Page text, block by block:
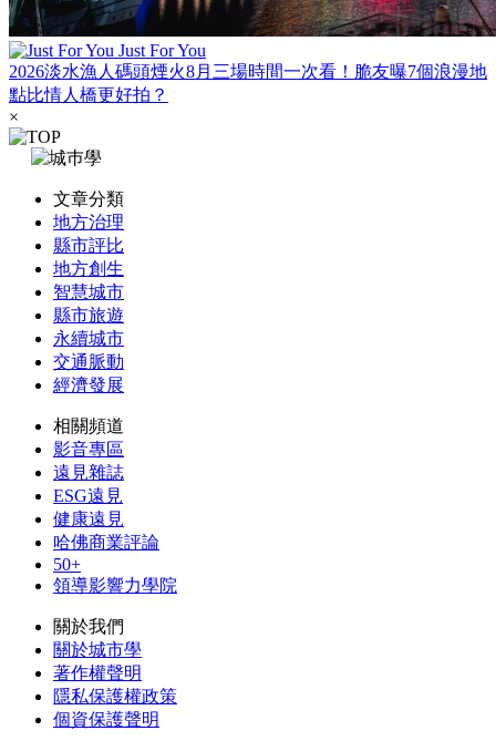
Just For You
2026淡水漁人碼頭煙火8月三場時間一次看！脆友曝7個浪漫地
點比情人橋更好拍？
×
文章分類
地方治理
縣市評比
地方創生
智慧城市
縣市旅遊
永續城市
交通脈動
經濟發展
相關頻道
影音專區
遠見雜誌
ESG遠見
健康遠見
哈佛商業評論
50+
領導影響力學院
關於我們
關於城市學
著作權聲明
隱私保護權政策
個資保護聲明